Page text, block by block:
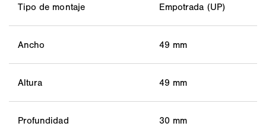
Tipo de montaje Empotrada (UP)
Ancho 49 mm
Altura 49 mm
Profundidad 30 mm